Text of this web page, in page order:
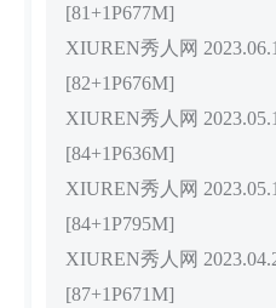
[81+1P677M]
XIUREN秀人网
[82+1P676M]
XIUREN秀人网
[84+1P636M]
XIUREN秀人网
[84+1P795M]
XIUREN秀人网
[87+1P671M]